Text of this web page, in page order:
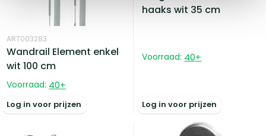
ART003283
Wandrail Element enkel
wit 100 cm
Voorraad: 40+
Log in voor prijzen
haaks wit 35 cm
Voorraad: 40+
Log in voor prijzen